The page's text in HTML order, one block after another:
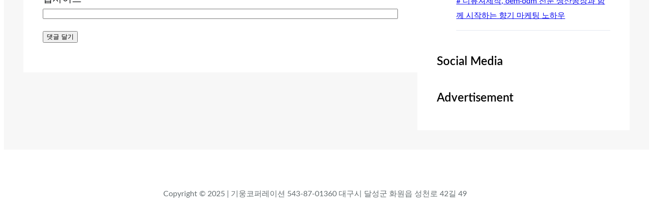
께 시작하는 향기 마케팅 노하우
Social Media
Advertisement
Copyright © 2025 | 기웅코퍼레이션 543-87-01360 대구시 달성군 화원읍 성천로 42길 49